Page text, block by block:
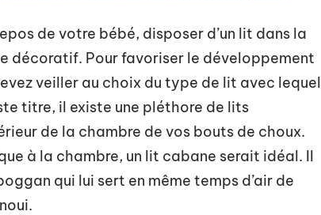
de votre bébé, disposer d’un lit dans la
décoratif. Pour favoriser le développement
veiller au choix du type de lit avec lequel
titre, il existe une pléthore de lits
de la chambre de vos bouts de choux.
à la chambre, un lit cabane serait idéal. Il
qui lui sert en même temps d’air de